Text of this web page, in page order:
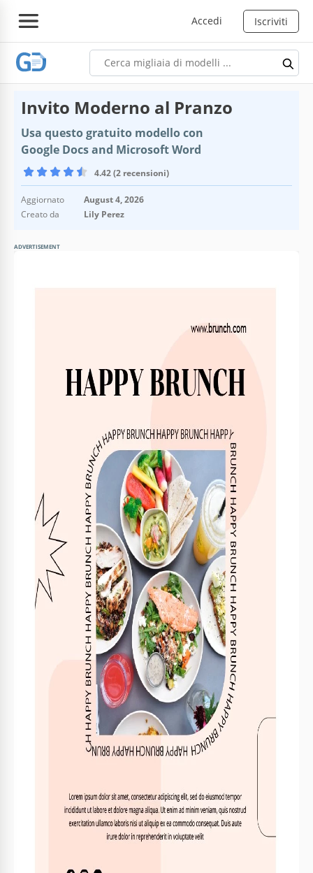
Accedi Iscriviti
Invito Moderno al Pranzo
Usa questo gratuito modello con
Google Docs and Microsoft Word
4.42 (2 recensioni)
Aggiornato
August 4, 2026
Creato da
Lily Perez
ADVERTISEMENT